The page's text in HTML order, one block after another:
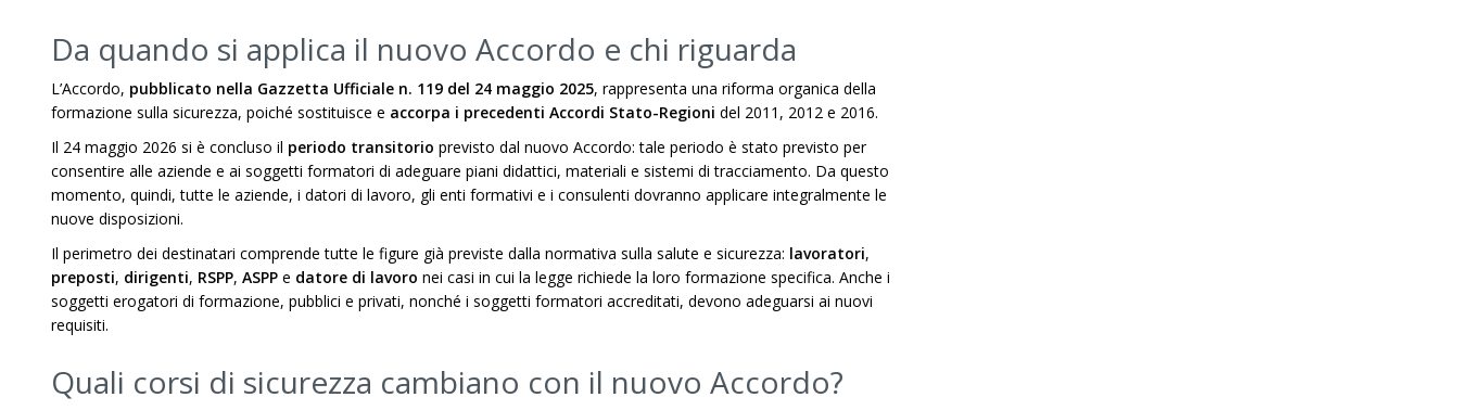
Da quando si applica il nuovo Accordo e chi riguarda
L’Accordo, pubblicato nella Gazzetta Ufficiale n. 119 del 24 maggio 2025, rappresenta una riforma organica della
formazione sulla sicurezza, poiché sostituisce e accorpa i precedenti Accordi Stato-Regioni del 2011, 2012 e 2016.
Il 24 maggio 2026 si è concluso il periodo transitorio previsto dal nuovo Accordo: tale periodo è stato previsto per
consentire alle aziende e ai soggetti formatori di adeguare piani didattici, materiali e sistemi di tracciamento. Da questo
momento, quindi, tutte le aziende, i datori di lavoro, gli enti formativi e i consulenti dovranno applicare integralmente le
nuove disposizioni.
Il perimetro dei destinatari comprende tutte le figure già previste dalla normativa sulla salute e sicurezza: lavoratori,
preposti, dirigenti, RSPP, ASPP e datore di lavoro nei casi in cui la legge richiede la loro formazione specifica. Anche i
soggetti erogatori di formazione, pubblici e privati, nonché i soggetti formatori accreditati, devono adeguarsi ai nuovi
requisiti.
Quali corsi di sicurezza cambiano con il nuovo Accordo?